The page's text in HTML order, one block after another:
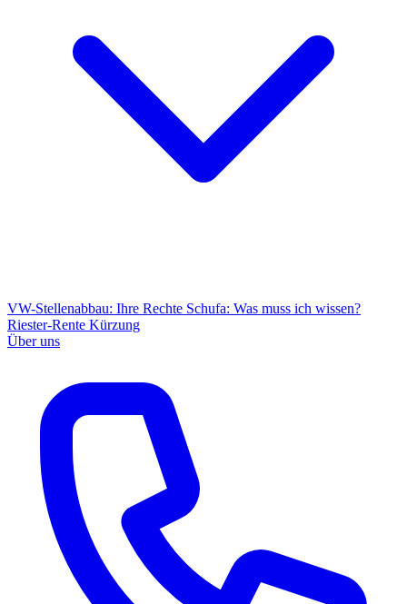
VW-Stellenabbau: Ihre Rechte Schufa: Was muss ich wissen?
Riester-Rente Kürzung
Über uns